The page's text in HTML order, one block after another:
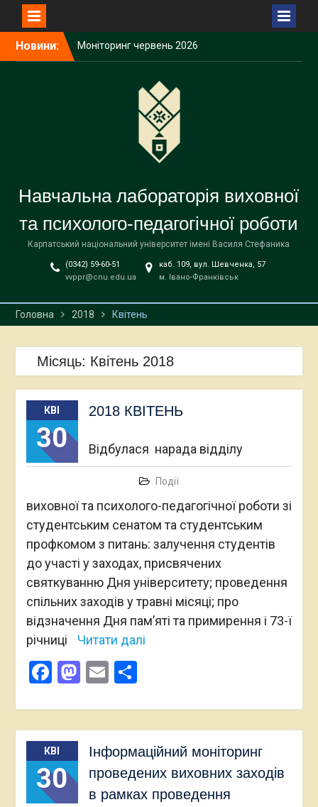
Новини:
Моніторинг червень 2026
року (інститути,
Інформаційний
моніторинг виховних
акцій з національно-
патріотичного виховання
студентської молоді у
червні 2026 року
Навчальна лабораторія виховної
та психолого-педагогічної роботи
Карпатський національний університет імені Василя Стефаника
(0342) 59-60-51
vvppr@cnu.edu.ua
каб. 109, вул. Шевченка, 57
м. Івано-Франківськ
Головна 2018 Квітень
Місяць: Квітень 2018
КВІ
30
2018 КВІТЕНЬ
Події
Відбулася нарада відділу
виховної та психолого-педагогічної роботи зі
студентським сенатом та студентським
профкомом з питань: залучення студентів
до участі у заходах, присвячених
святкуванню Дня університету; проведення
спільних заходів у травні місяці; про
відзначення Дня пам’яті та примирення і 73-ї
річниці
Читати далі
Facebook
Mastodon
EmailПоділитися
КВІ
30
Інформаційний моніторинг
проведених виховних заходів
в рамках проведення